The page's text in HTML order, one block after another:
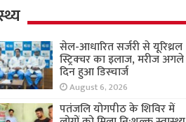
सेल-आधारित सर्जरी से यूरिथ्रल
स्ट्रिक्चर का इलाज, मरीज अगले
दिन हुआ डिस्चार्ज
August 6, 2026
पतंजलि योगपीठ के शिविर में